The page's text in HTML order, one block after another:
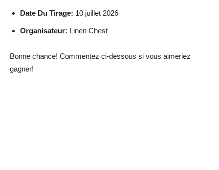
Date Du Tirage: 10 juillet 2026
Organisateur: Linen Chest
Bonne chance! Commentez ci-dessous si vous aimeriez
gagner!